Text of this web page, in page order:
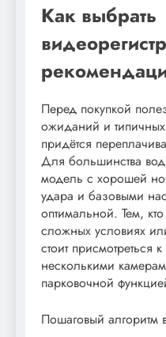
Как выбрать
Перед покупкой
ожиданий и
придётся
Для большинства
модель с хорошей
удара и базовыми
оптимальной. Тем, кто
сложных условиях
стоит присмотреться
несколькими
парковочной
Пошаговый алгоритм